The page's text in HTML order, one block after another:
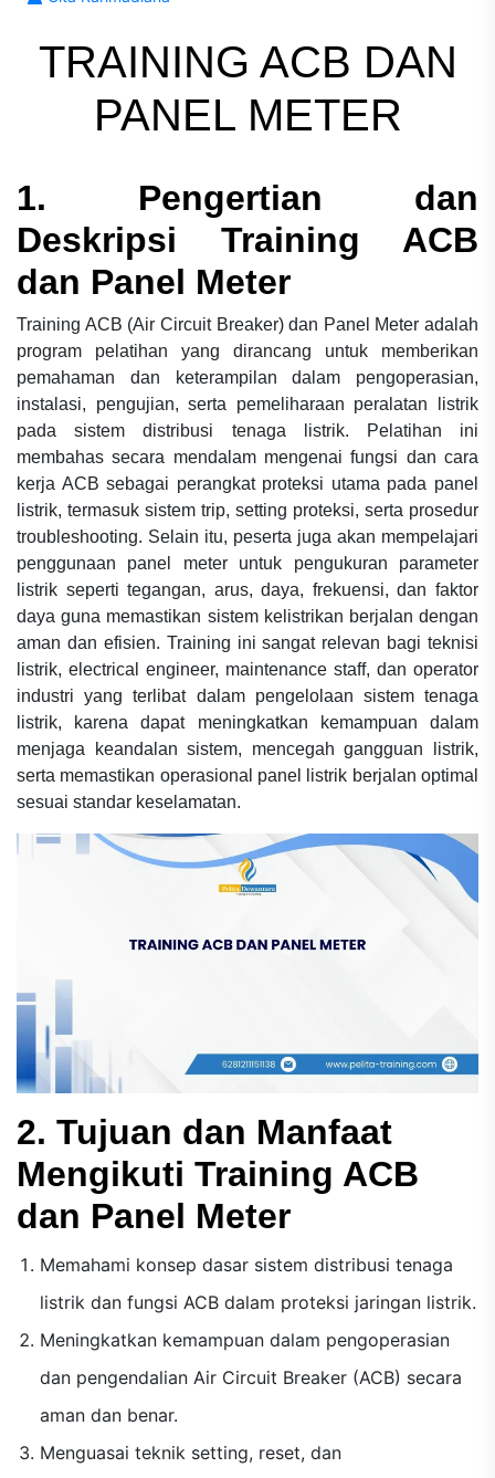
TRAINING ACB DAN
PANEL METER
1. Pengertian dan
Deskripsi Training ACB
dan Panel Meter
Training ACB (Air Circuit Breaker) dan Panel Meter adalah
program pelatihan yang dirancang untuk memberikan
pemahaman dan keterampilan dalam pengoperasian,
instalasi, pengujian, serta pemeliharaan peralatan listrik
pada sistem distribusi tenaga listrik. Pelatihan ini
membahas secara mendalam mengenai fungsi dan cara
kerja ACB sebagai perangkat proteksi utama pada panel
listrik, termasuk sistem trip, setting proteksi, serta prosedur
troubleshooting. Selain itu, peserta juga akan mempelajari
penggunaan panel meter untuk pengukuran parameter
listrik seperti tegangan, arus, daya, frekuensi, dan faktor
daya guna memastikan sistem kelistrikan berjalan dengan
aman dan efisien. Training ini sangat relevan bagi teknisi
listrik, electrical engineer, maintenance staff, dan operator
industri yang terlibat dalam pengelolaan sistem tenaga
listrik, karena dapat meningkatkan kemampuan dalam
menjaga keandalan sistem, mencegah gangguan listrik,
serta memastikan operasional panel listrik berjalan optimal
sesuai standar keselamatan.
2. Tujuan dan Manfaat
Mengikuti Training ACB
dan Panel Meter
Memahami konsep dasar sistem distribusi tenaga
listrik dan fungsi ACB dalam proteksi jaringan listrik.
Meningkatkan kemampuan dalam pengoperasian
dan pengendalian Air Circuit Breaker (ACB) secara
aman dan benar.
Menguasai teknik setting, reset, dan